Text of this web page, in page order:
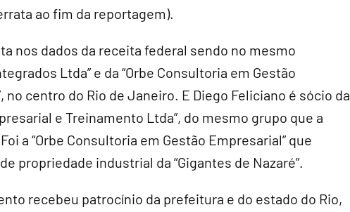
ao fim da reportagem).
nos dados da receita federal sendo no mesmo
Ltda” e da “Orbe Consultoria em Gestão
no centro do Rio de Janeiro. E Diego Feliciano é sócio da
e Treinamento Ltda”, do mesmo grupo que a
a “Orbe Consultoria em Gestão Empresarial” que
propriedade industrial da “Gigantes de Nazaré”.
recebeu patrocínio da prefeitura e do estado do Rio,